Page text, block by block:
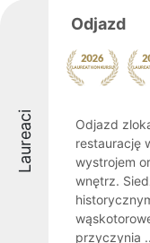
Laureaci
Odjazd
Odjazd
restaurację
wystrojem
wnętrz.
przyczynia